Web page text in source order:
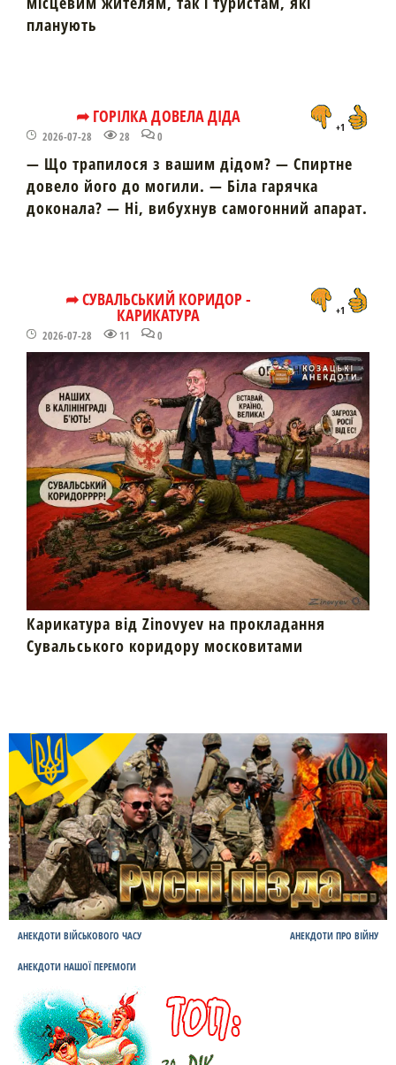
планують
➦ ГОРІЛКА ДОВЕЛА ДІДА
2026-07-28 28 0
+1
— Що трапилося з вашим дідом? — Спиртне
довело його до могили. — Біла гарячка
доконала? — Ні, вибухнув самогонний апарат.
➦ СУВАЛЬСЬКИЙ КОРИДОР -
КАРИКАТУРА
2026-07-28 11 0
+1
Карикатура від Zinovyev на прокладання
Сувальського коридору московитами
АНЕКДОТИ ВІЙСЬКОВОГО ЧАСУ АНЕКДОТИ ПРО ВІЙНУ
АНЕКДОТИ НАШОЇ ПЕРЕМОГИ